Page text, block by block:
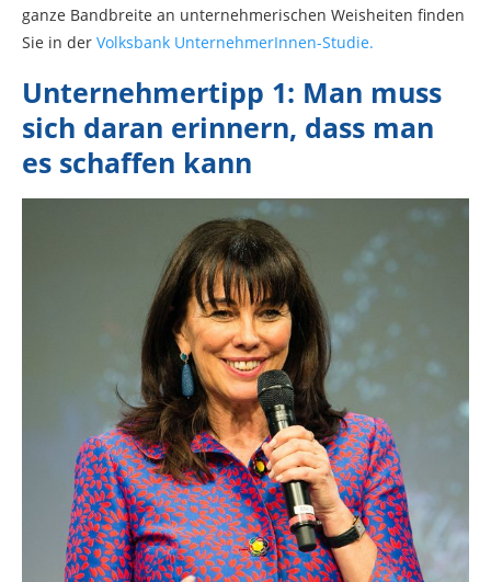
ganze Bandbreite an unternehmerischen Weisheiten finden
Sie in der Volksbank UnternehmerInnen-Studie.
Unternehmertipp 1: Man muss
sich daran erinnern, dass man
es schaffen kann